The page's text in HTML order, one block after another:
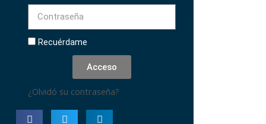
Recuérdame
Acceso
¿Olvidó su contraseña?